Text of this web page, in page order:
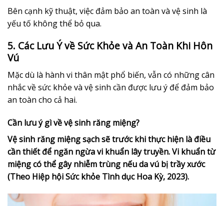
Bên cạnh kỹ thuật, việc đảm bảo an toàn và vệ sinh là
yếu tố không thể bỏ qua.
5. Các Lưu Ý về Sức Khỏe và An Toàn Khi Hôn
Vú
Mặc dù là hành vi thân mật phổ biến, vẫn có những cân
nhắc về sức khỏe và vệ sinh cần được lưu ý để đảm bảo
an toàn cho cả hai.
Cần lưu ý gì về vệ sinh răng miệng?
Vệ sinh răng miệng sạch sẽ trước khi thực hiện là điều
cần thiết để ngăn ngừa vi khuẩn lây truyền. Vi khuẩn từ
miệng có thể gây nhiễm trùng nếu da vú bị trầy xước
(Theo Hiệp hội Sức khỏe Tình dục Hoa Kỳ, 2023).